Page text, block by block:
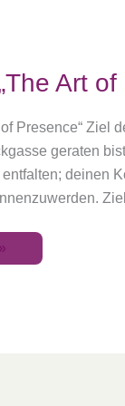
Art of
Presence“ Ziel
geraten
deinen